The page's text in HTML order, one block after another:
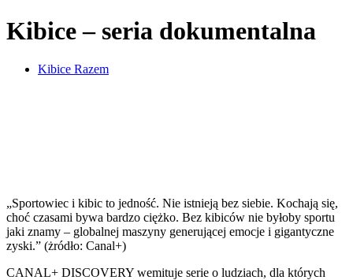
Kibice – seria dokumentalna
Kibice Razem
„Sportowiec i kibic to jedność. Nie istnieją bez siebie. Kochają się,
choć czasami bywa bardzo ciężko. Bez kibiców nie byłoby sportu
jaki znamy – globalnej maszyny generującej emocje i gigantyczne
zyski.” (żródło: Canal+)
CANAL+ DISCOVERY wemituje serie o ludziach, dla których